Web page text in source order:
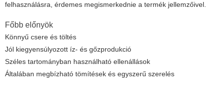
felhasználásra, érdemes megismerkednie a termék jellemzőivel.
Főbb előnyök
Könnyű csere és töltés
Jól kiegyensúlyozott íz- és gőzprodukció
Széles tartományban használható ellenállások
Általában megbízható tömítések és egyszerű szerelés